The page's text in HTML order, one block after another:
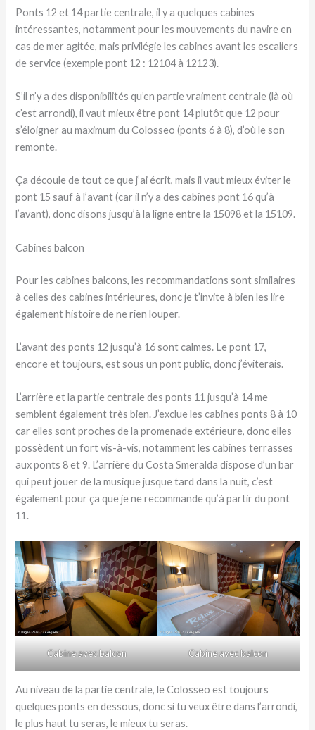
Ponts 12 et 14 partie centrale, il y a quelques cabines
intéressantes, notamment pour les mouvements du navire en
cas de mer agitée, mais privilégie les cabines avant les escaliers
de service (exemple pont 12 : 12104 à 12123).
S’il n’y a des disponibilités qu’en partie vraiment centrale (là où
c’est arrondi), il vaut mieux être pont 14 plutôt que 12 pour
s’éloigner au maximum du Colosseo (ponts 6 à 8), d’où le son
remonte.
Ça découle de tout ce que j’ai écrit, mais il vaut mieux éviter le
pont 15 sauf à l’avant (car il n’y a des cabines pont 16 qu’à
l’avant), donc disons jusqu’à la ligne entre la 15098 et la 15109.
Cabines balcon
Pour les cabines balcons, les recommandations sont similaires
à celles des cabines intérieures, donc je t’invite à bien les lire
également histoire de ne rien louper.
L’avant des ponts 12 jusqu’à 16 sont calmes. Le pont 17,
encore et toujours, est sous un pont public, donc j’éviterais.
L’arrière et la partie centrale des ponts 11 jusqu’à 14 me
semblent également très bien. J’exclue les cabines ponts 8 à 10
car elles sont proches de la promenade extérieure, donc elles
possèdent un fort vis-à-vis, notamment les cabines terrasses
aux ponts 8 et 9. L’arrière du Costa Smeralda dispose d’un bar
qui peut jouer de la musique jusque tard dans la nuit, c’est
également pour ça que je ne recommande qu’à partir du pont
11.
Cabine avec balcon Cabine avec balcon
Au niveau de la partie centrale, le Colosseo est toujours
quelques ponts en dessous, donc si tu veux être dans l’arrondi,
le plus haut tu seras, le mieux tu seras.